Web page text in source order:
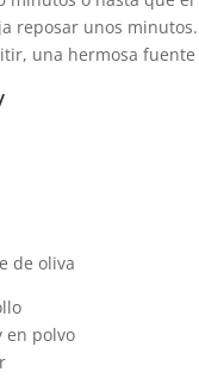
reposar unos minutos.
una hermosa
de oliva
en polvo